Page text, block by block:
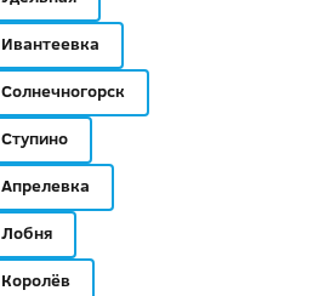
Ивантеевка
Солнечногорск
Ступино
Апрелевка
Лобня
Королёв